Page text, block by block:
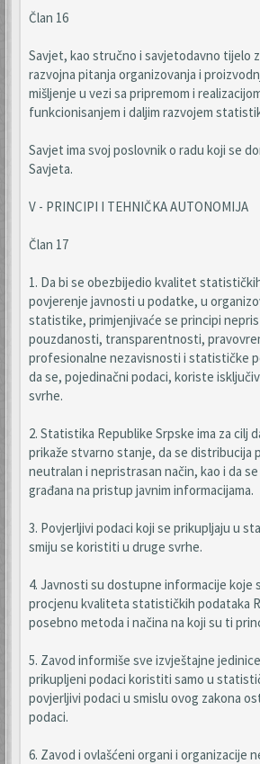
Član 16
Savjet, kao stručno i savjetodavno tijelo
razvojna pitanja organizovanja i
mišljenje u vezi sa pripremom i
funkcionisanjem i daljim razvojem
Savjet ima svoj poslovnik o radu koji se
Savjeta.
V - PRINCIPI I TEHNIČKA AUTONOMIJA
Član 17
1. Da bi se obezbijedio kvalitet
povjerenje javnosti u podatke, u
statistike, primjenjivaće se principi
pouzdanosti, transparentnosti,
profesionalne nezavisnosti i statističke
da se, pojedinačni podaci, koriste
svrhe.
2. Statistika Republike Srpske ima za cilj
prikaže stvarno stanje, da se distribucija
neutralan i nepristrasan način, kao i da
građana na pristup javnim informacijama.
3. Povjerljivi podaci koji se prikupljaju u
smiju se koristiti u druge svrhe.
4. Javnosti su dostupne informacije koje
procjenu kvaliteta statističkih podataka
posebno metoda i načina na koji su ti
5. Zavod informiše sve izvještajne
prikupljeni podaci koristiti samo u
povjerljivi podaci u smislu ovog zakona
podaci.
6. Zavod i ovlašćeni organi i organizacije